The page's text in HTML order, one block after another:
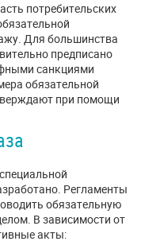
потребительских
Для большинства
предписано
санкциями
обязательной
при помощи
Регламенты
обязательную
В зависимости от
акты: